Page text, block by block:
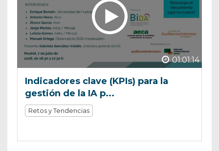
01:01:14
Indicadores clave (KPIs) para la
gestión de la IA p...
Retos y Tendencias